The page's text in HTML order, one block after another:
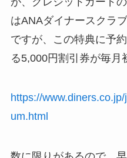
はANAダイナースクラ
ですが、この特典に予
る5,000円割引券が毎月
https://
um.html